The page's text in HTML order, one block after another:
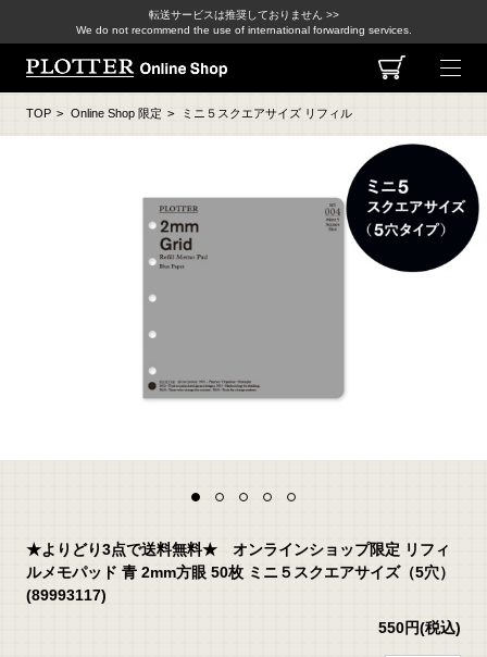
転送サービスは推奨しておりません >>
We do not recommend the use of international forwarding services.
TOP > Online Shop 限定 > ミニ５スクエアサイズ リフィル
★よりどり3点で送料無料★ オンラインショップ限定 リフィ
ルメモパッド 青 2mm方眼 50枚 ミニ５スクエアサイズ（5穴）
(89993117)
550円(税込)